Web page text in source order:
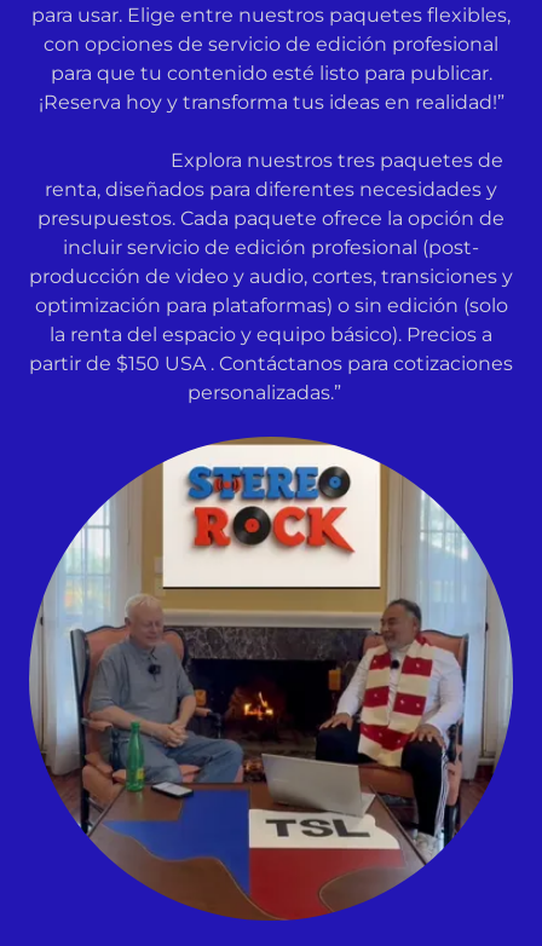
para usar. Elige entre nuestros paquetes flexibles,
con opciones de servicio de edición profesional
para que tu contenido esté listo para publicar.
¡Reserva hoy y transforma tus ideas en realidad!”
Explora nuestros tres paquetes de
renta, diseñados para diferentes necesidades y
presupuestos. Cada paquete ofrece la opción de
incluir servicio de edición profesional (post-
producción de video y audio, cortes, transiciones y
optimización para plataformas) o sin edición (solo
la renta del espacio y equipo básico). Precios a
partir de $150 USA . Contáctanos para cotizaciones
personalizadas.”